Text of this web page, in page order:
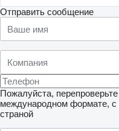
Отправить сообщение
Пожалуйста,
международном формате, с
страной